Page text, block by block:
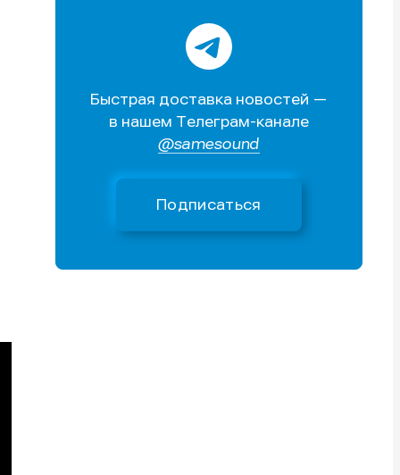
Быстрая доставка новостей —
в нашем Телеграм-канале
@samesound
Подписаться